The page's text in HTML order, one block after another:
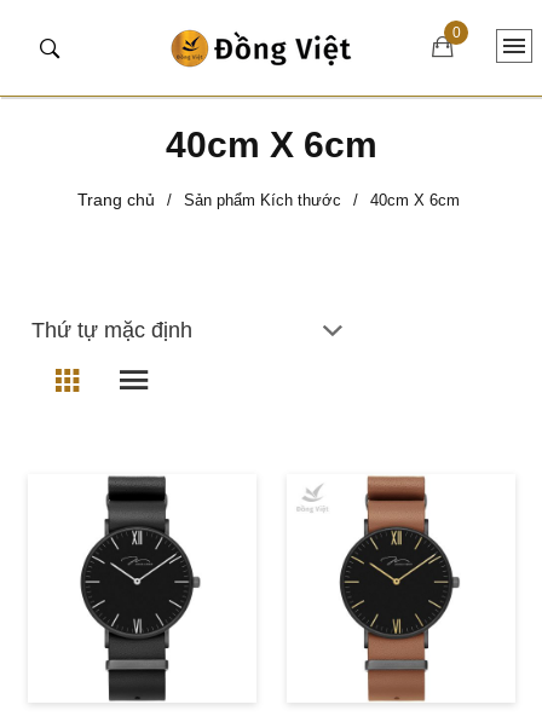
0
40cm X 6cm
Trang chủ / Sản phẩm Kích thước / 40cm X 6cm